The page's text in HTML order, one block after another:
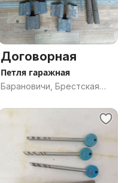
Договорная
Петля гаражная
Барановичи, Брестская